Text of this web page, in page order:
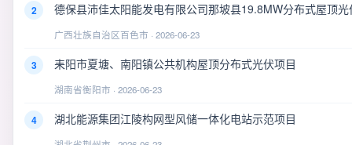
2 德保县沛佳太阳能发电有限公司那坡县19.8MW分布式屋顶
广西壮族自治区百色市 · 2026-06-23
3 耒阳市夏塘、南阳镇公共机构屋顶分布式光伏项目
湖南省衡阳市 · 2026-06-23
4 湖北能源集团江陵构网型风储一体化电站示范项目